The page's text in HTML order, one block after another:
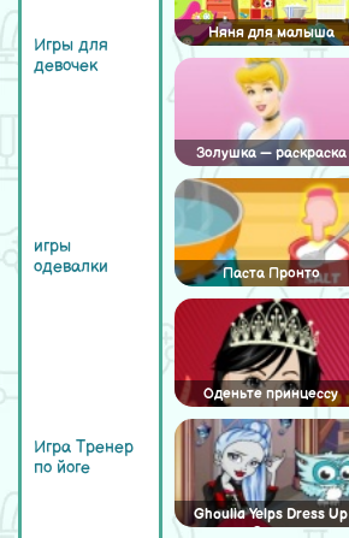
Игры для
девочек
игры
одевалки
Игра Тренер
по йоге
Няня для малыша
Золушка — раскраска
Паста Пронто
Оденьте принцессу
Ghoulia Yelps Dress Up
Game